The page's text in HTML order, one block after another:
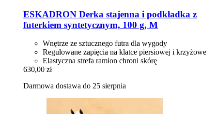
ESKADRON Derka stajenna i podkładka z
futerkiem syntetycznym, 100 g, M
Wnętrze ze sztucznego futra dla wygody
Regulowane zapięcia na klatce piersiowej i krzyżowe
Elastyczna strefa ramion chroni skórę
630,00 zł
Darmowa dostawa do 25 sierpnia